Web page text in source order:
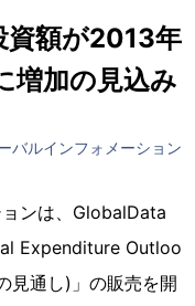
資額が2013年
増加の見込み
バルインフォメーション
ンは、GlobalData
Expenditure Outloo
見通し)」の販売を開